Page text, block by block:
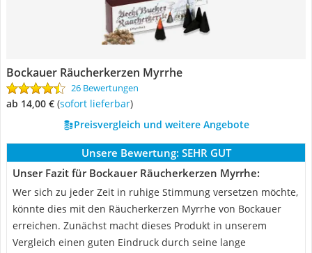
Bockauer Räucherkerzen Myrrhe
26 Bewertungen
ab 14,00 € ( Sofort lieferbar)
Preisvergleich und weitere Angebote
Unsere Bewertung: SEHR GUT
Unser Fazit für Bockauer Räucherkerzen Myrrhe:
Wer sich zu jeder Zeit in ruhige Stimmung versetzen möchte,
könnte dies mit den Räucherkerzen Myrrhe von Bockauer
erreichen. Zunächst macht dieses Produkt in unserem
Vergleich einen guten Eindruck durch seine lange